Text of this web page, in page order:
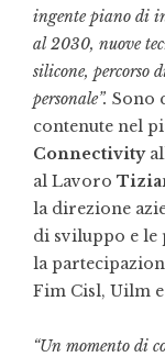
ingente piano di
al 2030, nuove
silicone, percorso
personale”. Sono
contenute nel
Connectivity
al Lavoro
la direzione
di sviluppo e le
la
Fim Cisl, Uilm
“Un momento di